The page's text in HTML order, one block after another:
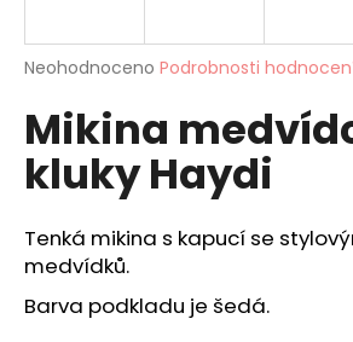
Průměrné
produktu
je
0,0
hvězdiček.
Neohodnoceno Podrobnosti
Mikina
kluky Haydi
Tenká mikina s kapucí se
medvídků.
Barva podkladu je šedá.
j
t
?